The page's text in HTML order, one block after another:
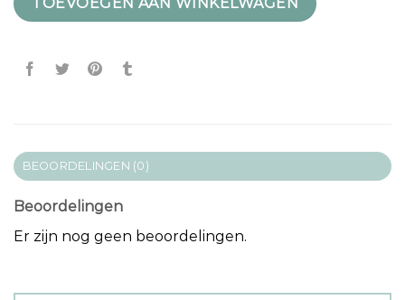
BEOORDELINGEN (0)
Beoordelingen
Er zijn nog geen beoordelingen.